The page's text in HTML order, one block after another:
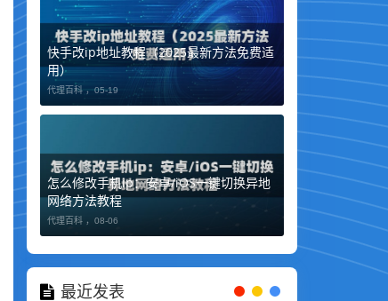
快手改ip地址教程（2025最新方法免费适
用）
代理百科 ， 05-19
怎么修改手机ip：安卓/iOS一键切换异地
网络方法教程
代理百科 ， 08-06
最近发表